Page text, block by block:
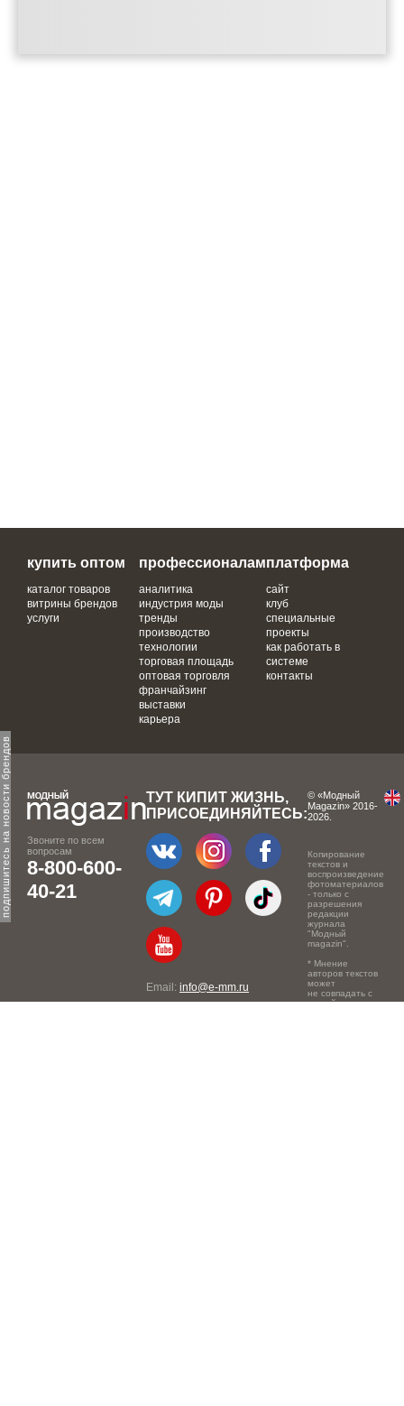
подпишитесь на новости брендов
купить оптом
каталог товаров
витрины брендов
услуги
профессионалам
аналитика
индустрия моды
тренды
производство
технологии
торговая площадь
оптовая торговля
франчайзинг
выставки
карьера
платформа
сайт
клуб
специальные
проекты
как работать в
системе
контакты
Звоните по всем
вопросам
8-800-600-
40-21
ТУТ КИПИТ ЖИЗНЬ,
ПРИСОЕДИНЯЙТЕСЬ:
Email: info@e-mm.ru
© «Модный
Magazin» 2016-
2026.
Копирование
текстов и
воспроизведение
фотоматериалов
- только с
разрешения
редакции
журнала
"Модный
magazin".
* Мнение
авторов текстов
может
не совпадать с
точкой зрения